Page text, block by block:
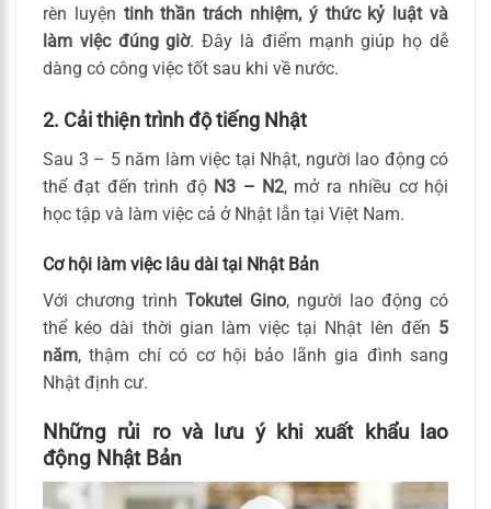
rèn luyện tinh thần trách nhiệm, ý thức kỷ luật và
làm việc đúng giờ. Đây là điểm mạnh giúp họ dễ
dàng có công việc tốt sau khi về nước.
2. Cải thiện trình độ tiếng Nhật
Sau 3 – 5 năm làm việc tại Nhật, người lao động có
thể đạt đến trình độ N3 – N2, mở ra nhiều cơ hội
học tập và làm việc cả ở Nhật lẫn tại Việt Nam.
Cơ hội làm việc lâu dài tại Nhật Bản
Với chương trình Tokutei Gino, người lao động có
thể kéo dài thời gian làm việc tại Nhật lên đến 5
năm, thậm chí có cơ hội bảo lãnh gia đình sang
Nhật định cư.
Những rủi ro và lưu ý khi xuất khẩu lao
động Nhật Bản